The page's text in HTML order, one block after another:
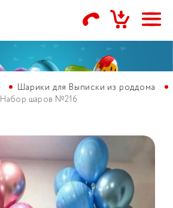
Шарики для Выписки из роддома
Набор шаров №216